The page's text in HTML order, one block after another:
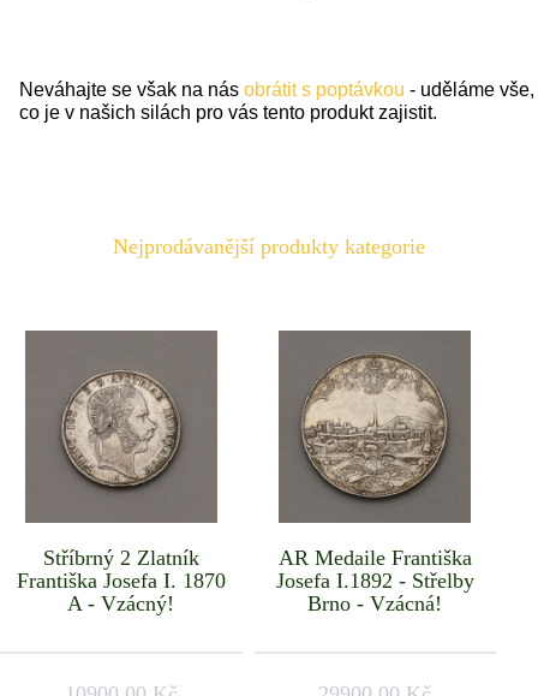
Neváhajte se však na nás obrátit s poptávkou - uděláme vše,
co je v našich silách pro vás tento produkt zajistit.
Nejprodávanější produkty kategorie
Stříbrný 2 Zlatník
Františka Josefa I. 1870
A - Vzácný!
AR Medaile Františka
Josefa I.1892 - Střelby
Brno - Vzácná!